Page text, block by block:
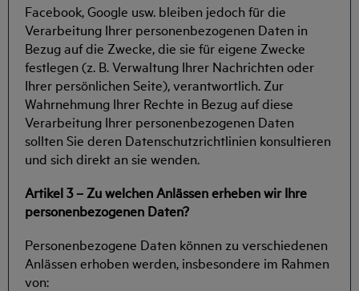
Facebook, Google usw. bleiben jedoch für die
Verarbeitung Ihrer personenbezogenen Daten in
Bezug auf die Zwecke, die sie für eigene Zwecke
festlegen (z. B. Verwaltung Ihrer Nachrichten oder
Ihrer persönlichen Seite), verantwortlich. Zur
Wahrnehmung Ihrer Rechte in Bezug auf diese
Verarbeitung Ihrer personenbezogenen Daten
sollten Sie deren Datenschutzrichtlinien konsultieren
und sich direkt an sie wenden.
Artikel 3 – Zu welchen Anlässen erheben wir Ihre
personenbezogenen Daten?
Personenbezogene Daten können zu verschiedenen
Anlässen erhoben werden, insbesondere im Rahmen
von: